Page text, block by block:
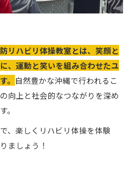
リハビリ体操教室とは、笑顔と
、運動と笑いを組み合わせたユ
。 自然豊かな沖縄で行われるこ
向上と社会的なつながりを深め
。
、楽しくリハビリ体操を体験
ましょう！